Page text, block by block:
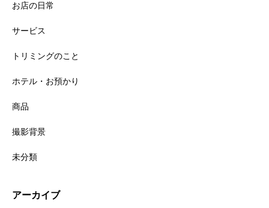
お店の日常
サービス
トリミングのこと
ホテル・お預かり
商品
撮影背景
未分類
アーカイブ